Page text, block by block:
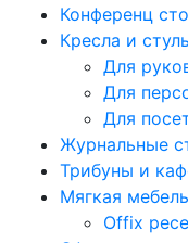
Конференц
Кресла и
Для
Для
Для
Журнальные
Трибуны и
Мягкая мебель
Offix